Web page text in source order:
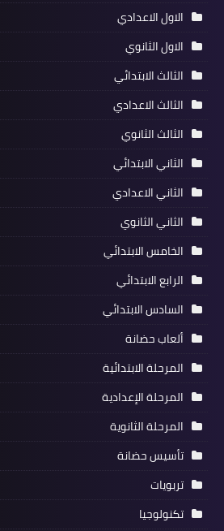
الاول الاعدادي
الاول الثانوي
الثالث الابتدائي
الثالث الاعدادي
الثالث الثانوي
الثاني الابتدائي
الثاني الاعدادي
الثاني الثانوي
الخامس الابتدائي
الرابع الابتدائي
السادس الابتدائي
ألعاب حضانة
المرحلة الابتدائية
المرحلة الإعدادية
المرحلة الثانوية
تأسيس حضانة
تربويات
تكنولوجيا